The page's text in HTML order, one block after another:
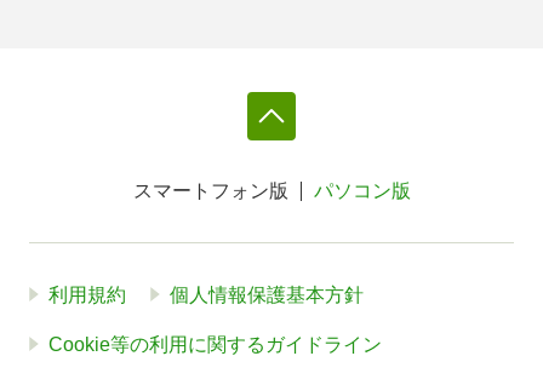
スマートフォン版 パソコン版
利用規約 個人情報保護基本方針
Cookie等の利用に関するガイドライン